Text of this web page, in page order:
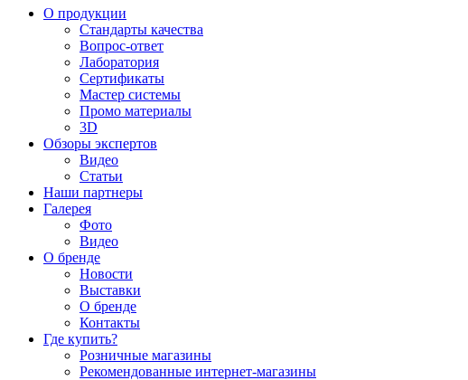
О продукции
Стандарты качества
Вопрос-ответ
Лаборатория
Сертификаты
Мастер системы
Промо материалы
3D
Обзоры экспертов
Видео
Статьи
Наши партнеры
Галерея
Фото
Видео
О бренде
Новости
Выставки
О бренде
Контакты
Где купить?
Розничные магазины
Рекомендованные интернет-магазины